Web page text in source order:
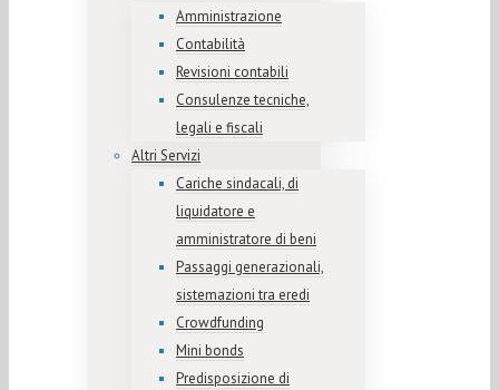
Amministrazione
Contabilità
Revisioni contabili
Consulenze tecniche,
legali e fiscali
Altri Servizi
Cariche sindacali, di
liquidatore e
amministratore di beni
Passaggi generazionali,
sistemazioni tra eredi
Crowdfunding
Mini bonds
Predisposizione di